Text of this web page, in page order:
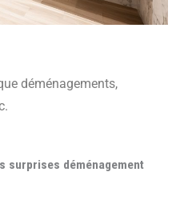
déménagements,